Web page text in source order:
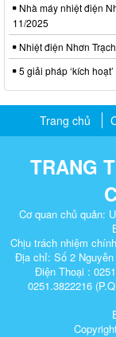
Nhà máy nhiệt điện
11/2025
Nhiệt điện Nhơn
5 giải pháp ‘kích
Trang chủ
TRANG
Cơ quan chủ quản:
Chịu trách nhiệm
Địa chỉ: Số 2 Nguyễn
Điện Thoại :
0251.3822216